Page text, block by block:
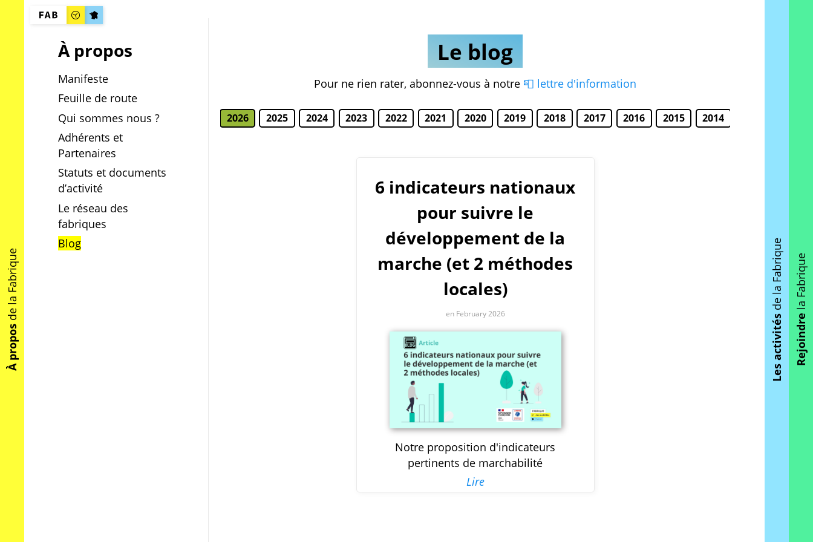
À propos
de la Fabrique
Les activités
de la Fabrique
Rejoindre
la Fabrique
À propos
Manifeste
Feuille de route
Qui sommes nous ?
Adhérents et
Partenaires
Statuts et documents
d’activité
Le réseau des
fabriques
Blog
Le blog
Pour ne rien rater, abonnez-vous à notre 📮 lettre d'information
2026 2025 2024 2023 2022 2021 2020 2019 2018 2017 2016 2015 2014
6 indicateurs nationaux
pour suivre le
développement de la
marche (et 2 méthodes
locales)
en February 2026
Notre proposition d'indicateurs
pertinents de marchabilité
Lire